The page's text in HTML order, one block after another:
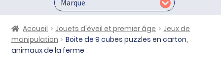
Accueil Jouets d'éveil et premier âge
Jeux de
manipulation
Boite de 9 cubes puzzles en carton,
animaux de la ferme